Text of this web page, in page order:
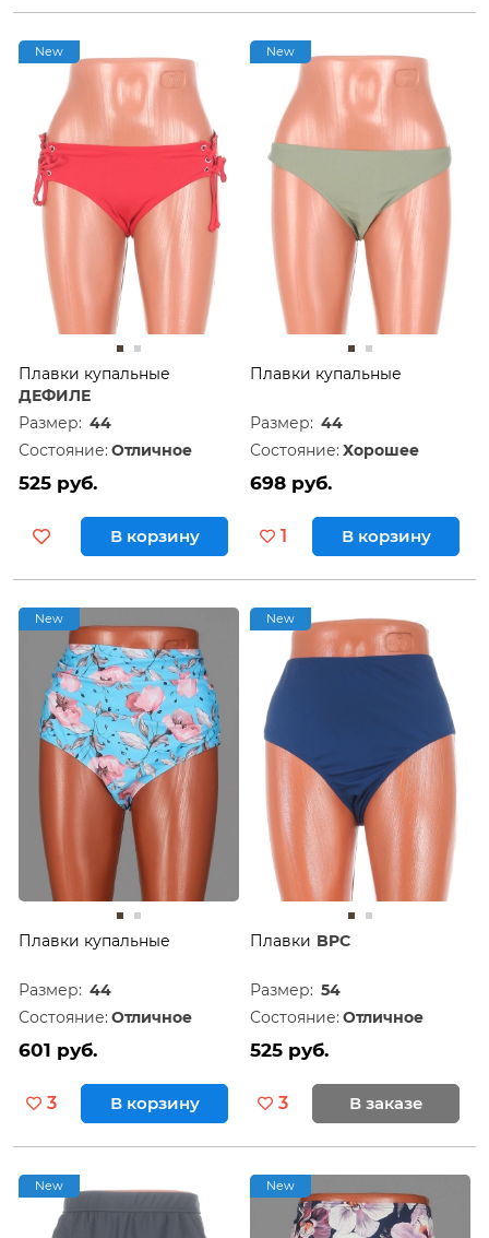
New
Плавки купальные
ДЕФИЛЕ
Размер: 44
Состояние: Отличное
525 руб.
В корзину
New
Плавки купальные
Размер: 44
Состояние: Хорошее
698 руб.
1 В корзину
New
Плавки купальные
Размер: 44
Состояние: Отличное
601 руб.
3 В корзину
New
Плавки BPC
Размер: 54
Состояние: Отличное
525 руб.
3 В заказе
New New